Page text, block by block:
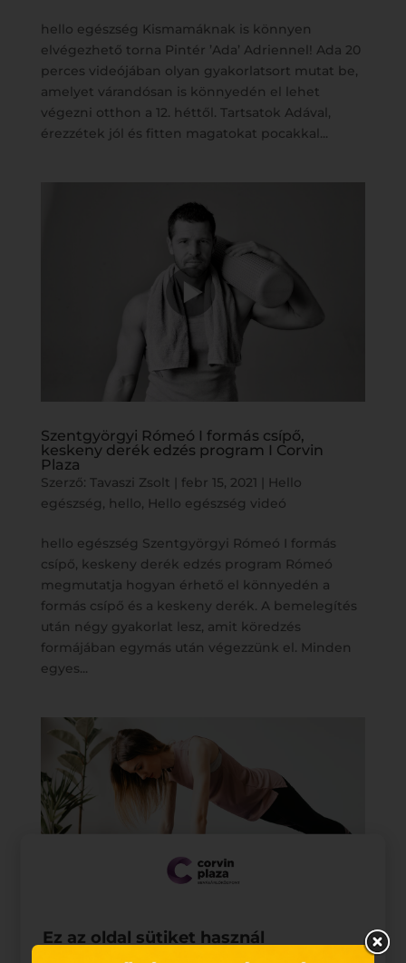
hello egészség Kismamáknak is könnyen
elvégezhető torna Pintér ’Ada’ Adriennel! Ada 20
perces videójában olyan gyakorlatsort mutat be,
amelyet várandósan is könnyedén el lehet
végezni otthon a 12. héttől. Tartsatok Adával,
érezzétek jól és fitten magatokat pocakkal...
Szentgyörgyi Rómeó I formás csípő,
keskeny derék edzés program I Corvin
Plaza
Szerző: Tavaszi Zsolt febr 15, 2021
Hello
egészség, hello, Hello egészség videó
hello egészség Szentgyörgyi Rómeó I formás
csípő, keskeny derék edzés program Rómeó
megmutatja hogyan érhető el könnyedén a
formás csípő és a keskeny derék. A bemelegítés
után négy gyakorlat lesz, amit köredzés
formájában egymás után végezzünk el. Minden
egyes...
Ez az oldal sütiket használ